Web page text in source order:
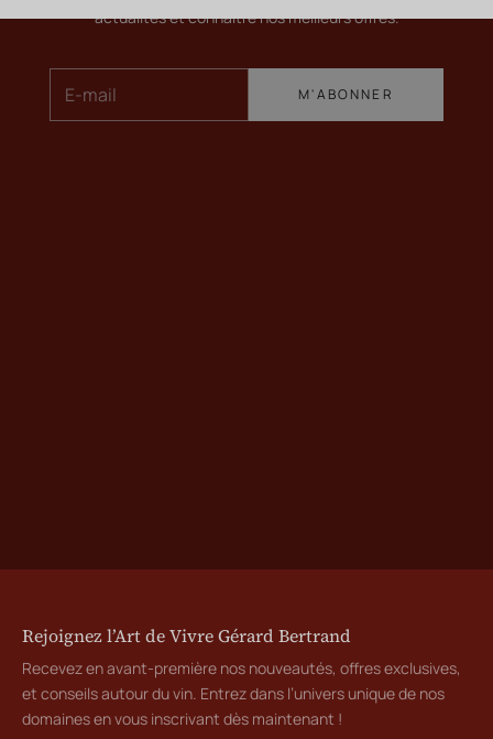
actualités et connaître nos meilleurs offres.
M'ABONNER
Rejoignez l’Art de Vivre Gérard Bertrand
Recevez en avant-première nos nouveautés, offres exclusives,
et conseils autour du vin. Entrez dans l’univers unique de nos
domaines en vous inscrivant dès maintenant !